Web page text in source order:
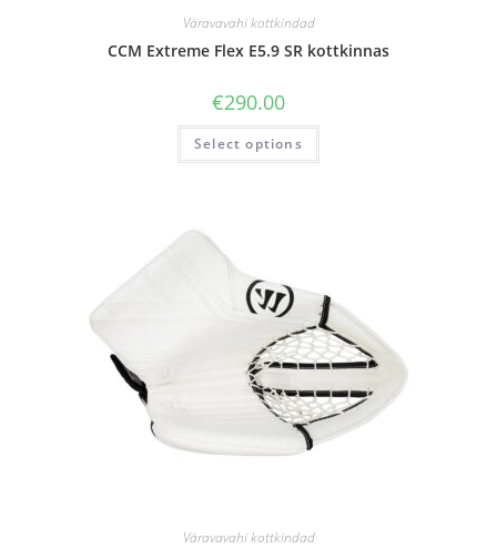
Väravavahi kottkindad
CCM Extreme Flex E5.9 SR kottkinnas
€290.00
Select options
Väravavahi kottkindad